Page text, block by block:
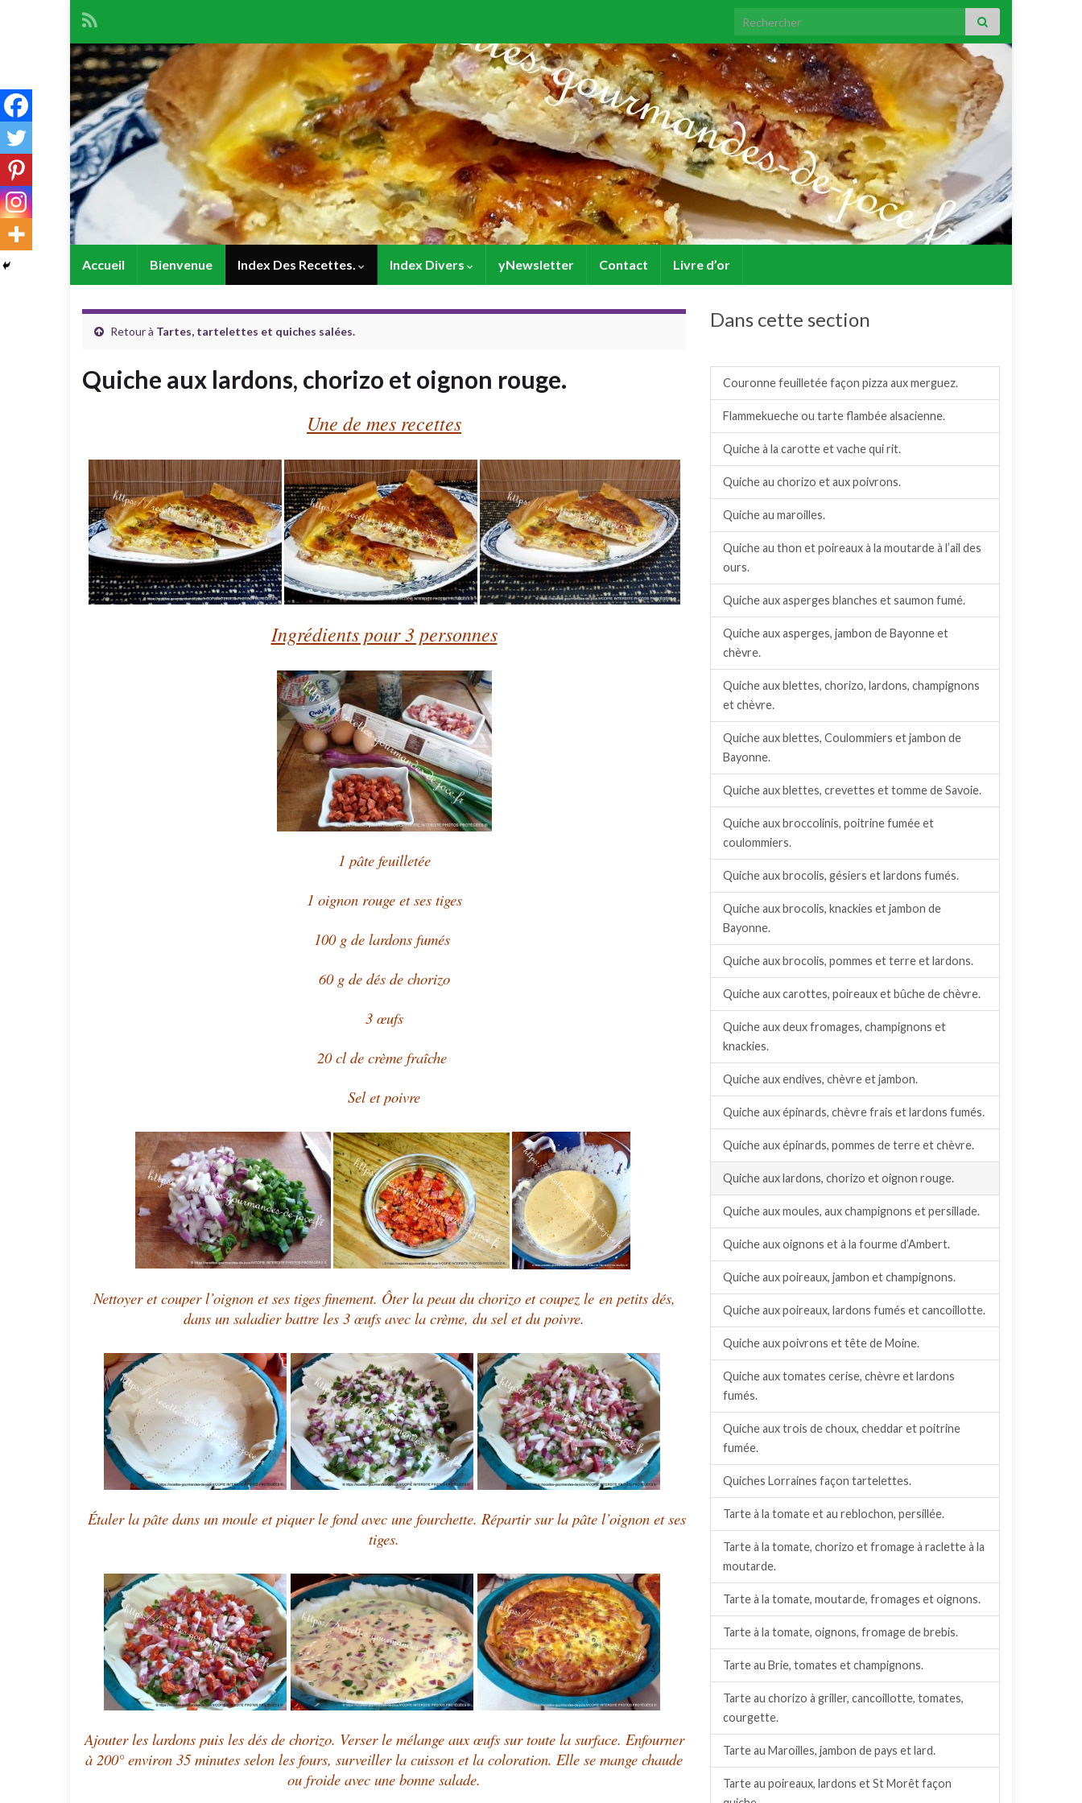
Search for:
Accueil Bienvenue Index Des Recettes. Index Divers yNewsletter Contact Livre d’or
Retour à Tartes, tartelettes et quiches salées.
Quiche aux lardons, chorizo et oignon rouge.
Une de mes recettes
Ingrédients pour 3 personnes
1 pâte feuilletée
1 oignon rouge et ses tiges
100 g de lardons fumés
60 g de dés de chorizo
3 œufs
20 cl de crème fraîche
Sel et poivre
Nettoyer et couper l’oignon et ses tiges finement. Ôter la peau du chorizo etcoupez leen petits dés,
dans un saladier battre les 3 œufs avec la crème, du sel et du poivre.
Étaler la pâte dans un moule et piquer le fond avec une fourchette. Répartir sur la pâte l’oignon et ses
tiges.
Ajouter les lardons puis les dés de chorizo. Verser le mélange aux œufs sur toute la surface. Enfourner
à 200° environ 35 minutes selon les fours, surveiller la cuisson et la coloration. Elle se mange chaude
ou froide avec une bonne salade.
Dans cette section
Couronne feuilletée façon pizza aux merguez.
Flammekueche ou tarte flambée alsacienne.
Quiche à la carotte et vache qui rit.
Quiche au chorizo et aux poivrons.
Quiche au maroilles.
Quiche au thon et poireaux à la moutarde à l’ail des
ours.
Quiche aux asperges blanches et saumon fumé.
Quiche aux asperges, jambon de Bayonne et
chèvre.
Quiche aux blettes, chorizo, lardons, champignons
et chèvre.
Quiche aux blettes, Coulommiers et jambon de
Bayonne.
Quiche aux blettes, crevettes et tomme de Savoie.
Quiche aux broccolinis, poitrine fumée et
coulommiers.
Quiche aux brocolis, gésiers et lardons fumés.
Quiche aux brocolis, knackies et jambon de
Bayonne.
Quiche aux brocolis, pommes et terre et lardons.
Quiche aux carottes, poireaux et bûche de chèvre.
Quiche aux deux fromages, champignons et
knackies.
Quiche aux endives, chèvre et jambon.
Quiche aux épinards, chèvre frais et lardons fumés.
Quiche aux épinards, pommes de terre et chèvre.
Quiche aux lardons, chorizo et oignon rouge.
Quiche aux moules, aux champignons et persillade.
Quiche aux oignons et à la fourme d’Ambert.
Quiche aux poireaux, jambon et champignons.
Quiche aux poireaux, lardons fumés et cancoillotte.
Quiche aux poivrons et tête de Moine.
Quiche aux tomates cerise, chèvre et lardons
fumés.
Quiche aux trois de choux, cheddar et poitrine
fumée.
Quiches Lorraines façon tartelettes.
Tarte à la tomate et au reblochon, persillée.
Tarte à la tomate, chorizo et fromage à raclette à la
moutarde.
Tarte à la tomate, moutarde, fromages et oignons.
Tarte à la tomate, oignons, fromage de brebis.
Tarte au Brie, tomates et champignons.
Tarte au chorizo à griller, cancoillotte, tomates,
courgette.
Tarte au Maroilles, jambon de pays et lard.
Tarte au poireaux, lardons et St Morêt façon